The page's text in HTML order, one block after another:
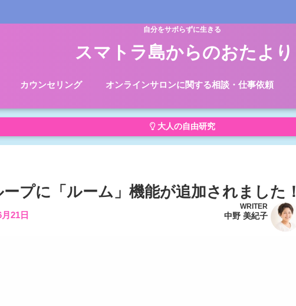
自分をサボらずに生きる
スマトラ島からのおたより
カウンセリング オンラインサロンに関する相談・仕事依頼
大人の自由研究
プに「ルーム」機能が追加されました！
21日
WRITER
中野 美紀子